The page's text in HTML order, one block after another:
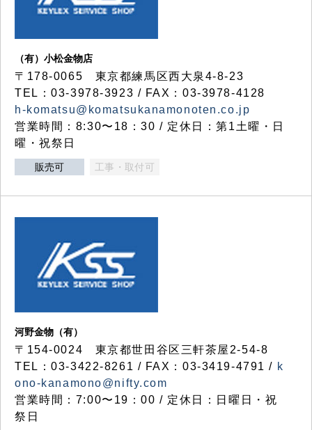
（有）小松金物店
〒178-0065 東京都練馬区西大泉4-8-23
TEL：03-3978-3923 / FAX：03-3978-4128
h-komatsu@komatsukanamonoten.co.jp
営業時間：8:30〜18：30 / 定休日：第1土曜・日
曜・祝祭日
販売可 工事・取付可
河野金物（有）
〒154-0024 東京都世田谷区三軒茶屋2-54-8
TEL：03-3422-8261 / FAX：03-3419-4791 / k
ono-kanamono@nifty.com
営業時間：7:00〜19：00 / 定休日：日曜日・祝
祭日